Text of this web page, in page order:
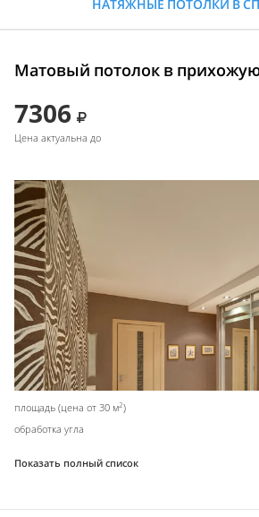
НАТЯЖНЫЕ ПОТОЛКИ В
Матовый потолок в
7306
Цена актуальна до
площадь (цена от 30 м2)
обработка угла
Показать полный список